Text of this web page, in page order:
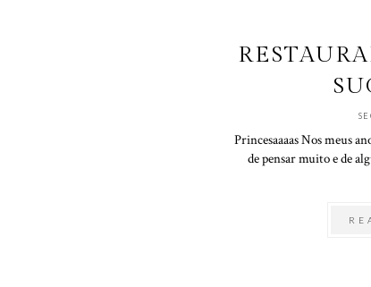
Princesaaaas Nos meus
de pensar muito e de